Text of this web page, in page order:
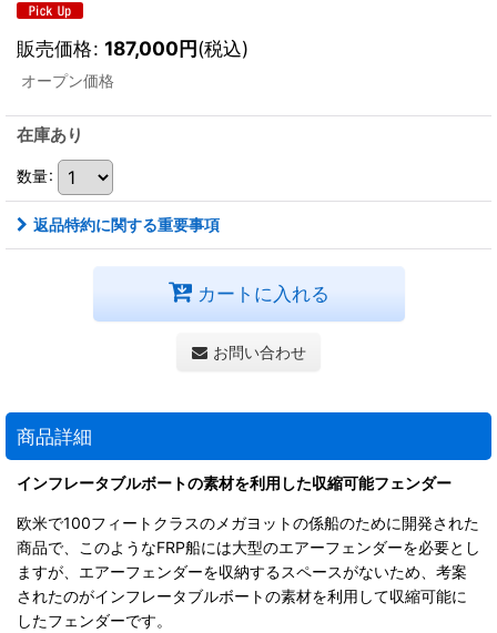
販売価格: 187,000円(税込)
オープン価格
在庫あり
数量:
返品特約に関する重要事項
カートに入れる
お問い合わせ
商品詳細
インフレータブルボートの素材を利用した収縮可能フェンダー
欧米で100フィートクラスのメガヨットの係船のために開発された
商品で、このようなFRP船には大型のエアーフェンダーを必要とし
ますが、エアーフェンダーを収納するスペースがないため、考案
されたのがインフレータブルボートの素材を利用して収縮可能に
したフェンダーです。